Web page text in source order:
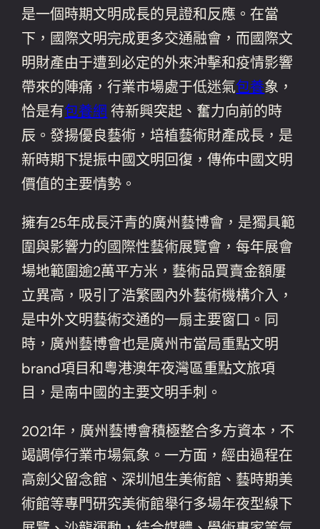
是一個時期文明成長的見證和反應。在當
下，國際文明完成更多交通融會，而國際文
明財產由于遭到必定的外來沖擊和疫情影響
帶來的陣痛，行業市場處于低迷氣包養象，
恰是有包養網 待新興突起、奮力向前的時
辰。發揚優良藝術，培植藝術財產成長，是
新時期下提振中國文明回復，傳佈中國文明
價值的主要情勢。
擁有25年成長汗青的廣州藝博會，是獨具範
圍與影響力的國際性藝術展覽會，每年展會
場地範圍逾2萬平方米，藝術品買賣金額屢
立異高，吸引了浩繁國內外藝術機構介入，
是中外文明藝術交通的一扇主要窗口。同
時，廣州藝博會也是廣州市當局重點文明
brand項目和粵港澳年夜灣區重點文旅項
目，是南中國的主要文明手刺。
2021年，廣州藝博會積極整合多方資本，不
竭調停行業市場氣象。一方面，經由過程在
高劍父留念館、深圳旭生美術館、藝時期美
術館等專門研究美術館舉行多場年夜型線下